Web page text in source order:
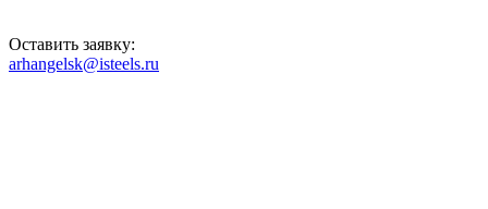
Оставить заявку:
arhangelsk@isteels.ru